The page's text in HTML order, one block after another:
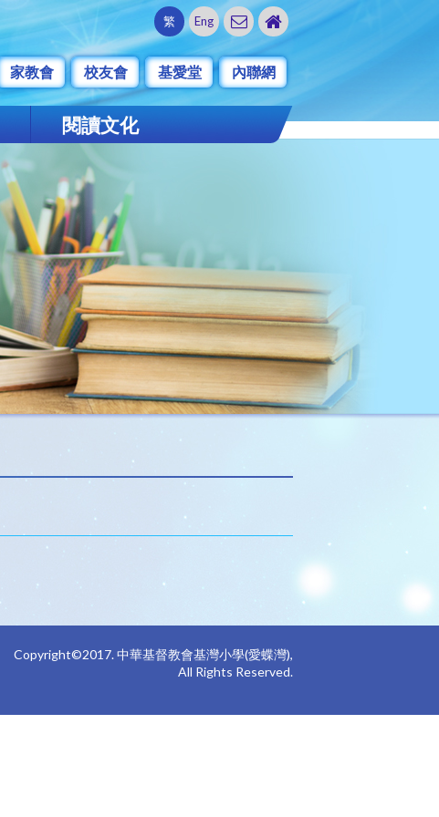
繁 Eng
家教會 校友會 基愛堂 內聯網
閱讀文化
Copyright©2017. 中華基督教會基灣小學(愛蝶灣),
All Rights Reserved.